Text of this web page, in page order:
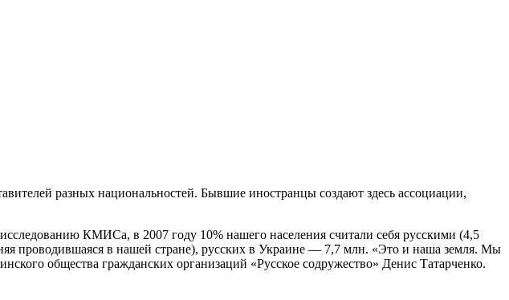
разных национальностей. Бывшие иностранцы создают здесь ассоциации,
КМИСа, в 2007 году 10% нашего населения считали себя русскими (4,5
проводившаяся в нашей стране), русских в Украине — 7,7 млн. «Это и наша земля. Мы
общества гражданских организаций «Русское содружество» Денис Татарченко.